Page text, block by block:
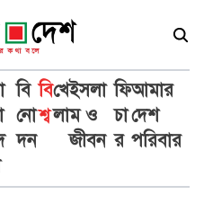
বি
নো
দন
বি
শ্ব
খে
লা
ইসলা
ম ও
জীবন
ফি
চা
র
আমার
দেশ
পরিবার